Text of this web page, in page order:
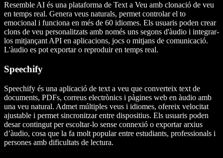
Resemble AI és una plataforma de Text a Veu amb clonació de veu
en temps real. Genera veus naturals, permet controlar el to
emocional i funciona en més de 60 idiomes. Els usuaris poden crear
clons de veu personalitzats amb només uns segons d'àudio i integrar-
los mitjançant API en aplicacions, jocs o mitjans de comunicació.
L'àudio es pot exportar o reproduir en temps real.
Speechify
Speechify és una aplicació de text a veu que converteix text de
documents, PDFs, correus electrònics i pàgines web en àudio amb
una veu natural. Admet múltiples veus i idiomes, ofereix velocitat
ajustable i permet sincronitzar entre dispositius. Els usuaris poden
desar contingut per escoltar-lo sense connexió o exportar arxius
d’àudio, cosa que la fa molt popular entre estudiants, professionals i
persones amb dificultats de lectura.